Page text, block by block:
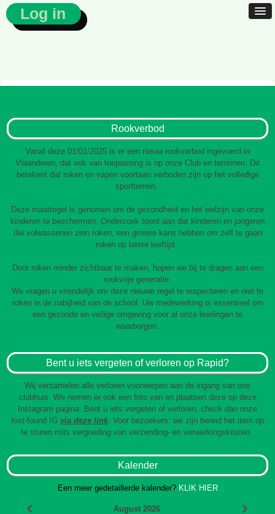
Log in
Rookverbod
Vanaf deze 01/01/2025 is er een nieuw rookverbod ingevoerd in
Vlaanderen, dat ook van toepassing is op onze Club en terreinen. Dit
betekent dat roken en vapen voortaan verboden zijn op het volledige
sportterrein.
Deze maatregel is genomen om de gezondheid en het welzijn van onze
kinderen te beschermen. Onderzoek toont aan dat kinderen en jongeren
die volwassenen zien roken, een grotere kans hebben om zelf te gaan
roken op latere leeftijd.
Door roken minder zichtbaar te maken, hopen we bij te dragen aan een
rookvrije generatie.
We vragen u vriendelijk om deze nieuwe regel te respecteren en niet te
roken in de nabijheid van de school. Uw medewerking is essentieel om
een gezonde en veilige omgeving voor al onze leerlingen te
waarborgen.
Bent u iets vergeten of verloren op Rapid?
Wij verzamelen alle verloren voorwerpen aan de ingang van ons
clubhuis. We nemen er ook een foto van en plaatsen deze op deze
Instagram pagina. Bent u iets vergeten of verloren, check dan onze
lost-found IG via deze link. Voor bezoekers: we zijn bereid het item op
te sturen mits vergoeding van verzending- en verwerkingskosten.
Kalender
Een meer gedetaillerde kalender?KLIK HIER
August 2026